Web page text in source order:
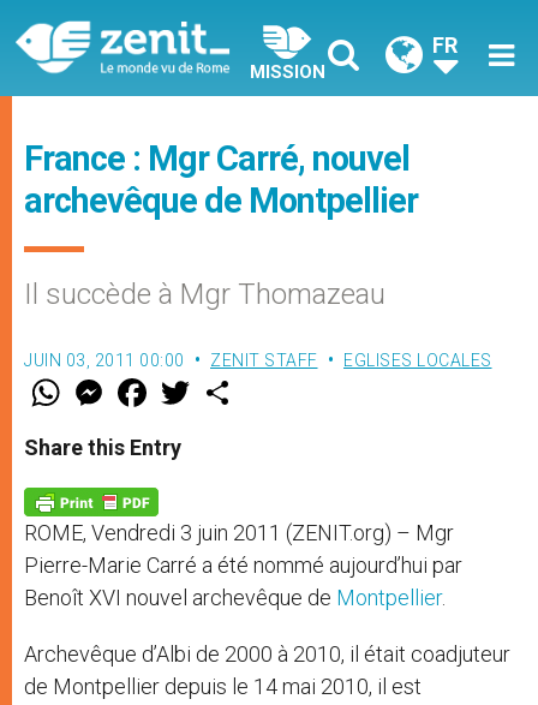
MISSION
FR
France : Mgr Carré, nouvel
archevêque de Montpellier
Il succède à Mgr Thomazeau
JUIN 03, 2011 00:00 ZENIT STAFF EGLISES LOCALES
W
t
s
p
p
M
e
s
e
g
e
r
F
a
e
b
o
k
w
Share this Entry
ROME, Vendredi 3 juin 2011 (ZENIT.org) – Mgr
Pierre-Marie Carré a été nommé aujourd’hui par
Benoît XVI nouvel archevêque de Montpellier.
Archevêque d’Albi de 2000 à 2010, il était coadjuteur
de Montpellier depuis le 14 mai 2010, il est